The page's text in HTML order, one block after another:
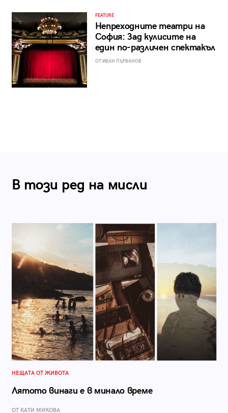
FEATURE
Непреходните театри на
София: Зад кулисите на
един по-различен спектакъл
ОТ ИВАН ПЪРВАНОВ
В този ред на мисли
НЕЩАТА ОТ ЖИВОТА
Лятото винаги е в минало време
ОТ КАТИ МИКОВА